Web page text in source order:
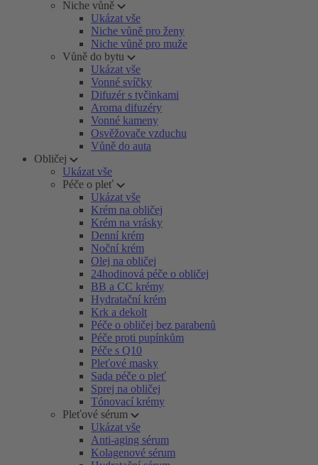
Niche vůně
Ukázat vše
Niche vůně pro ženy
Niche vůně pro muže
Vůně do bytu
Ukázat vše
Vonné svíčky
Difuzér s tyčinkami
Aroma difuzéry
Vonné kameny
Osvěžovače vzduchu
Vůně do auta
Obličej
Ukázat vše
Péče o pleť
Ukázat vše
Krém na obličej
Krém na vrásky
Denní krém
Noční krém
Olej na obličej
24hodinová péče o obličej
BB a CC krémy
Hydratační krém
Krk a dekolt
Péče o obličej bez parabenů
Péče proti pupínkům
Péče s Q10
Pleťové masky
Sada péče o pleť
Sprej na obličej
Tónovací krémy
Pleťové sérum
Ukázat vše
Anti-aging sérum
Kolagenové sérum